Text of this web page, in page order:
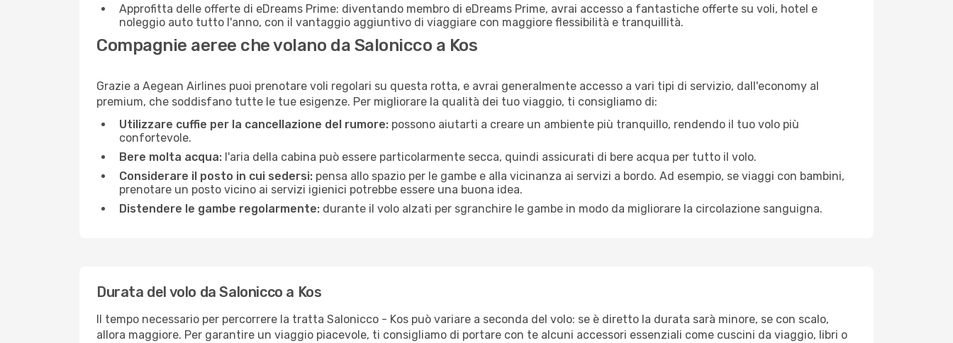
Approfitta delle offerte di eDreams Prime: diventando membro di eDreams Prime, avrai accesso a fantastiche offerte su voli, hotel e
noleggio auto tutto l'anno, con il vantaggio aggiuntivo di viaggiare con maggiore flessibilità e tranquillità.
Compagnie aeree che volano da Salonicco a Kos
Grazie a Aegean Airlines puoi prenotare voli regolari su questa rotta, e avrai generalmente accesso a vari tipi di servizio, dall'economy al
premium, che soddisfano tutte le tue esigenze. Per migliorare la qualità dei tuo viaggio, ti consigliamo di:
Utilizzare cuffie per la cancellazione del rumore: possono aiutarti a creare un ambiente più tranquillo, rendendo il tuo volo più
confortevole.
Bere molta acqua: l'aria della cabina può essere particolarmente secca, quindi assicurati di bere acqua per tutto il volo.
Considerare il posto in cui sedersi: pensa allo spazio per le gambe e alla vicinanza ai servizi a bordo. Ad esempio, se viaggi con bambini,
prenotare un posto vicino ai servizi igienici potrebbe essere una buona idea.
Distendere le gambe regolarmente: durante il volo alzati per sgranchire le gambe in modo da migliorare la circolazione sanguigna.
Durata del volo da Salonicco a Kos
Il tempo necessario per percorrere la tratta Salonicco - Kos può variare a seconda del volo: se è diretto la durata sarà minore, se con scalo,
allora maggiore. Per garantire un viaggio piacevole, ti consigliamo di portare con te alcuni accessori essenziali come cuscini da viaggio, libri o